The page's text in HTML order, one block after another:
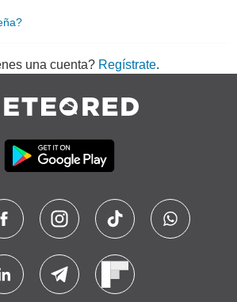
una cuenta? Regístrate.